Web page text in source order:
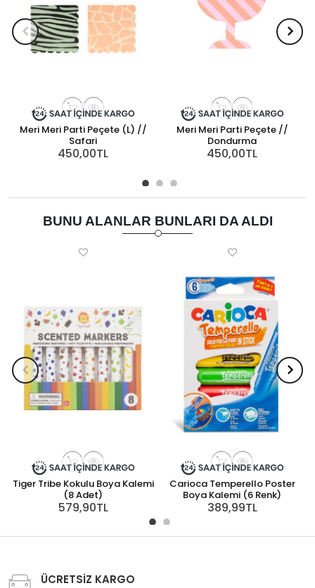
Meri Meri Parti Peçete (L) //
Safari
450,00TL
Meri Meri Parti Peçete //
Dondurma
450,00TL
BUNU ALANLAR BUNLARI DA ALDI
Tiger Tribe Kokulu Boya Kalemi
(8 Adet)
579,90TL
Carioca Temperello Poster
Boya Kalemi (6 Renk)
389,99TL
ÜCRETSİZ KARGO